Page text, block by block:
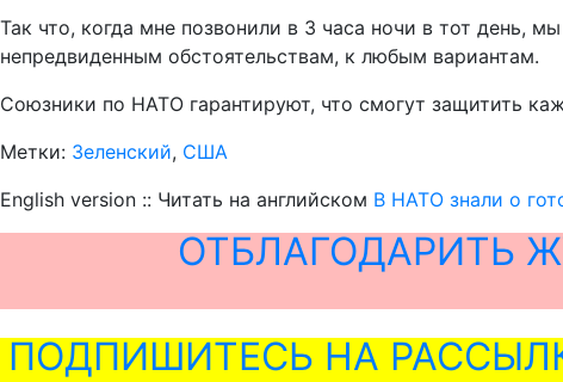
Так что, когда мне позвонили в 3 часа ночи в тот день,
непредвиденным обстоятельствам, к любым вариантам.
Союзники по НАТО гарантируют, что смогут защитить
Метки: Зеленский, США
English version :: Читать на английском В НАТО знали о
ОТБЛАГОДАРИТЬ
ПОДПИШИТЕСЬ НА